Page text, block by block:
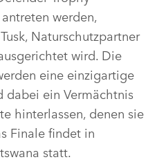
werden,
Naturschutzpartner
wird. Die
eine einzigartige
dabei ein Vermächtnis
hinterlassen, denen sie
Finale findet in
statt.